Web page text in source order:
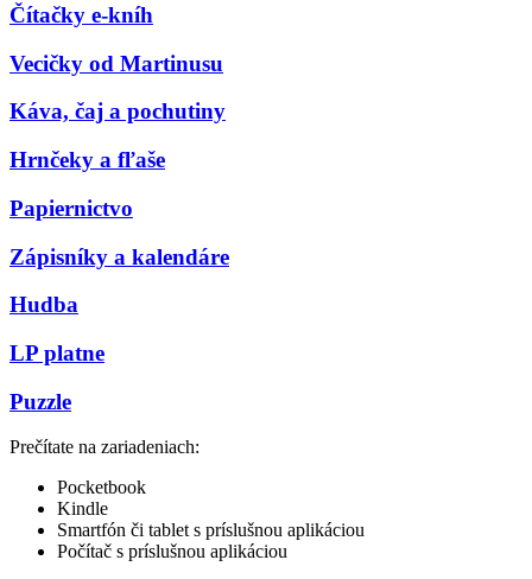
Čítačky e-kníh
Vecičky od Martinusu
Káva, čaj a pochutiny
Hrnčeky a fľaše
Papiernictvo
Zápisníky a kalendáre
Hudba
LP platne
Puzzle
Prečítate na zariadeniach:
Pocketbook
Kindle
Smartfón či tablet s príslušnou aplikáciou
Počítač s príslušnou aplikáciou